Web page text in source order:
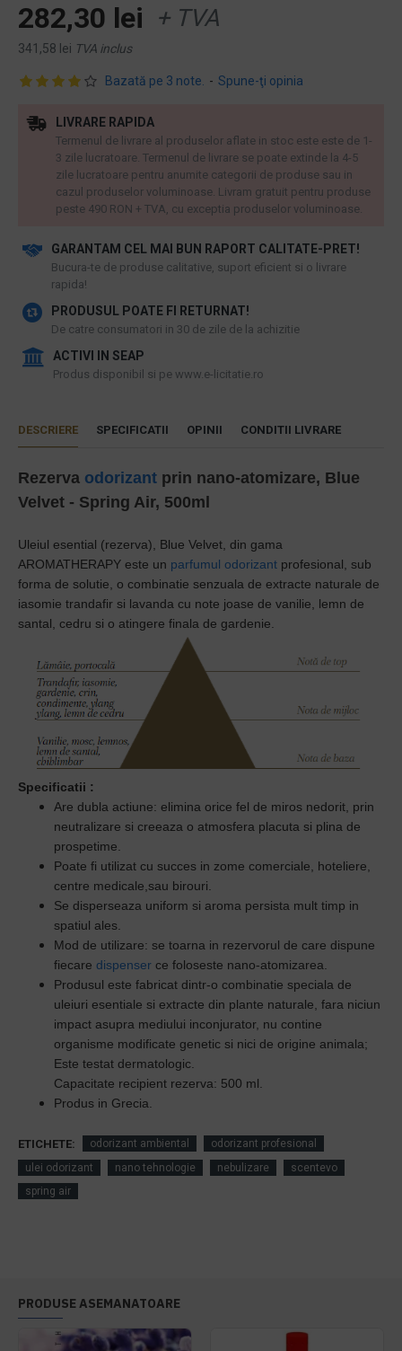
Bazată pe 3 note. - Spune-ţi opinia
282,30 lei + TVA
341,58 lei TVA inclus
GARANTAM CEL MAI BUN RAPORT CALITATE-PRET!
​Bucura-te de produse calitative, suport eficient si o livrare
rapida!
PRODUSUL POATE FI RETURNAT!
De catre consumatori in 30 de zile de la achizitie
ACTIVI IN SEAP
Produs disponibil si pe www.e-licitatie.ro
LIVRARE RAPIDA
Termenul de livrare al produselor aflate in stoc este este de 1-
3 zile lucratoare. Termenul de livrare se poate extinde la 4-5
zile lucratoare pentru anumite categorii de produse sau in
cazul produselor voluminoase. Livram gratuit pentru produse
peste 490 RON + TVA, cu exceptia produselor voluminoase.
DESCRIERE SPECIFICATII OPINII CONDITII LIVRARE
Rezerva odorizant prin nano-atomizare, Blue
Velvet - Spring Air, 500ml
Uleiul esential (rezerva), Blue Velvet, din gama
AROMATHERAPY este un parfumul odorizant profesional, sub
forma de solutie, o combinatie senzuala de extracte naturale de
iasomie trandafir si lavanda cu note joase de vanilie, lemn de
santal, cedru si o atingere finala de gardenie.
Specificatii :
Are dubla actiune: elimina orice fel de miros nedorit, prin
neutralizare si creeaza o atmosfera placuta si plina de
prospetime.
Poate fi utilizat cu succes in zome comerciale, hoteliere,
centre medicale,sau birouri.
Se disperseaza uniform si aroma persista mult timp in
spatiul ales.
Mod de utilizare: se toarna in rezervorul de care dispune
fiecare dispenser ce foloseste nano-atomizarea.
Produsul este fabricat dintr-o combinatie speciala de
uleiuri esentiale si extracte din plante naturale, fara niciun
impact asupra mediului inconjurator, nu contine
organisme modificate genetic si nici de origine animala;
Este testat dermatologic.
Capacitate recipient rezerva: 500 ml.
Produs in Grecia.
ETICHETE: odorizant ambiental
odorizant profesional
ulei odorizant
nano tehnologie nebulizare
scentevo
spring air
PRODUSE ASEMANATOARE